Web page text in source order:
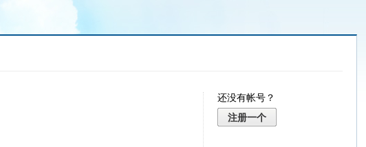
还没有帐号？
注册一个